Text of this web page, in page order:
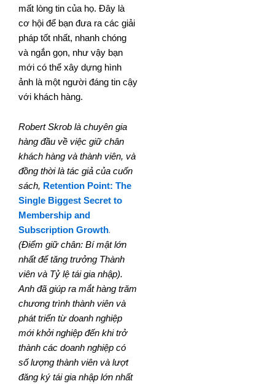
mất lòng tin của họ. Đây là
cơ hội để bạn đưa ra các giải
pháp tốt nhất, nhanh chóng
và ngắn gọn, như vậy bạn
mới có thể xây dựng hình
ảnh là một người đáng tin cậy
với khách hàng.
Robert Skrob là chuyên gia
hàng đầu về việc giữ chân
khách hàng và thành viên, và
đồng thời là tác giả của cuốn
sách, Retention Point: The
Single Biggest Secret to
Membership and
Subscription Growth.
(Điểm giữ chân: Bí mật lớn
nhất để tăng trưởng Thành
viên và Tỷ lệ tái gia nhập).
Anh đã giúp ra mắt hàng trăm
chương trình thành viên và
phát triển từ doanh nghiệp
mới khởi nghiệp đến khi trở
thành các doanh nghiệp có
số lượng thành viên và lượt
đăng ký tái gia nhập lớn nhất